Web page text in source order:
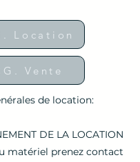
Location
Vente
de location:
DE LA LOCATION
matériel prenez contact